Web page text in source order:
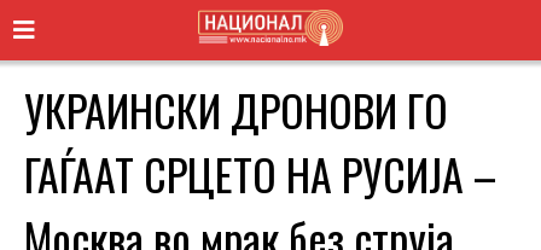
УКРАИНСКИ ДРОНОВИ ГО
ГАЃААТ СРЦЕТО НА РУСИЈА –
Москва во мрак без струја